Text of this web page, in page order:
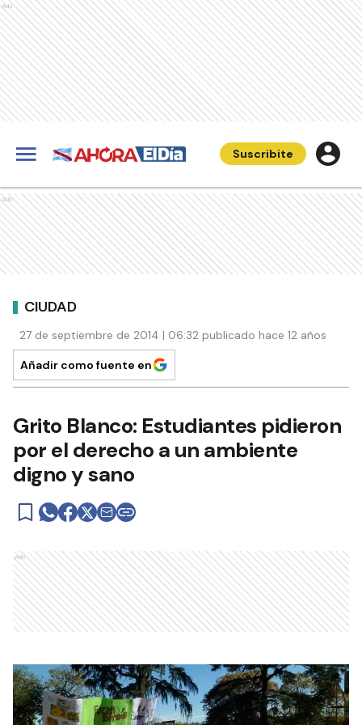
Ads
Suscribite
Ads
CIUDAD
27 de septiembre de 2014 | 06:32 publicado hace 12 años
Añadir como fuente en
Grito Blanco: Estudiantes pidieron
por el derecho a un ambiente
digno y sano
Ads